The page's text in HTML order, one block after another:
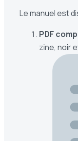
Le manuel est
PDF
zine, noir